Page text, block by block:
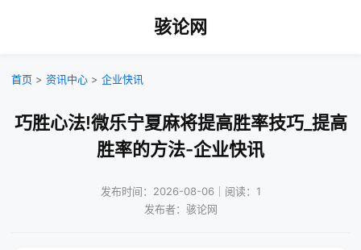
骇论网
首页 > 资讯中心 > 企业快讯
巧胜心法!微乐宁夏麻将提高胜率技巧_提高
胜率的方法-企业快讯
发布时间：2026-08-06｜阅读：1
发布者：骇论网